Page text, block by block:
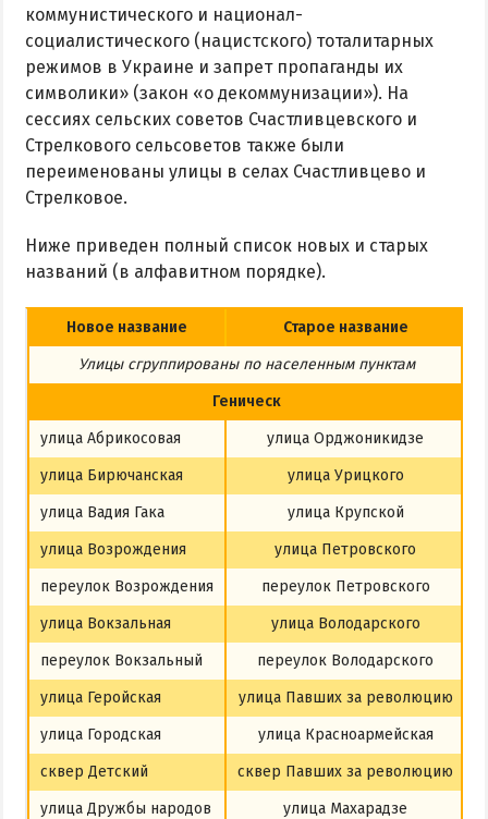
Остров Бирючий
ПРОЕЗД
По Геническу и на косу
Такси по косе
Из Херсона
Из Запорожья
Из Днепра
Из Харькова
Из Полтавы
Из Сум
Из Киева
коммунистического и национал-
социалистического (нацистского) тоталитарных
режимов в Украине и запрет пропаганды их
символики» (закон «о декоммунизации»). На
сессиях сельских советов Счастливцевского и
Стрелкового сельсоветов также были
переименованы улицы в селах Счастливцево и
Стрелковое.
Ниже приведен полный список новых и старых
названий (в алфавитном порядке).
Новое название
Старое название
Улицы сгруппированы по населенным пунктам
Геническ
улица Абрикосовая
улица Орджоникидзе
улица Бирючанская
улица Урицкого
улица Вадия Гака
улица Крупской
улица Возрождения
улица Петровского
переулок Возрождения
переулок Петровского
улица Вокзальная
улица Володарского
переулок Вокзальный
переулок Володарского
улица Геройская
улица Павших за революцию
улица Городская
улица Красноармейская
сквер Детский
сквер Павших за революцию
улица Дружбы народов
улица Махарадзе